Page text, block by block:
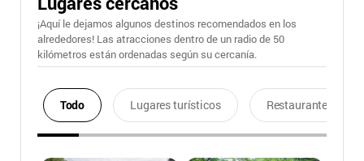
¡Aquí le dejamos algunos destinos recomendados en los
alrededores! Las atracciones dentro de un radio de 50
kilómetros están ordenadas según su cercanía.
Todo Lugares turísticos Restaurantes